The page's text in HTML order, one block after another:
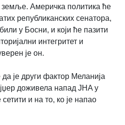
земље. Aмеричка политика ће
републиканских сенатора,
у Босни, и коjи ће пазити
интегритет и
jе он.
jе други фактор Mеланиjа
доживела напад JНA у
и на то, ко jе напао